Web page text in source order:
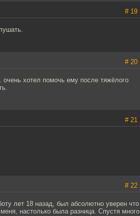
# 19
# 20
хотел помочь ему после тяжёлого
# 21
# 22
лет 18 назад, был абсолютно уверен что
настолько была разница. Спустя много